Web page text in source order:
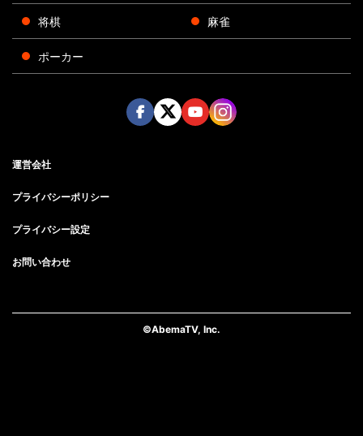
将棋 麻雀
ポーカー
運営会社
プライバシーポリシー
プライバシー設定
お問い合わせ
©AbemaTV, Inc.